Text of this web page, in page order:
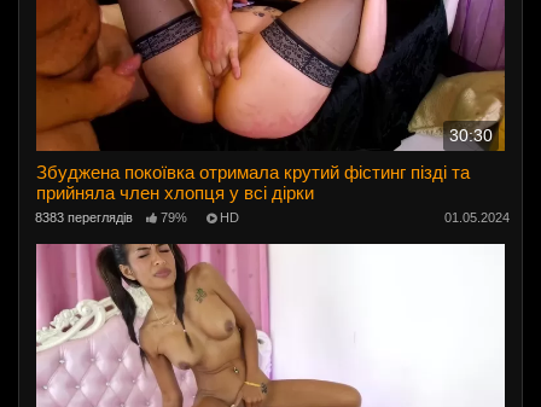
30:30
Збуджена покоївка отримала крутий фістинг пізді та
прийняла член хлопця у всі дірки
8383 переглядів 79% HD 01.05.2024